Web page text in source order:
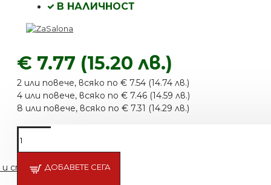
€ 7.77 (15.20 лв.)
2 или повече, всяко по € 7.54 (14.74 лв.)
4 или повече, всяко по € 7.46 (14.59 лв.)
8 или повече, всяко по € 7.31 (14.29 лв.)
В НАЛИЧНОСТ
ДОБАВЕТЕ СЕГА
и стилисти SHEMANO